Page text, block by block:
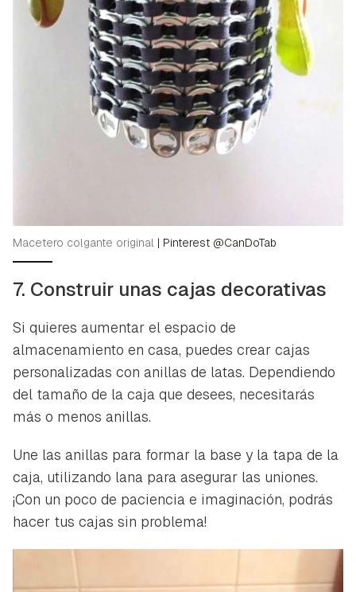
Macetero colgante original | Pinterest @CanDoTab
7. Construir unas cajas decorativas
Si quieres aumentar el espacio de
almacenamiento en casa, puedes crear cajas
personalizadas con anillas de latas. Dependiendo
del tamaño de la caja que desees, necesitarás
más o menos anillas.
Une las anillas para formar la base y la tapa de la
caja, utilizando lana para asegurar las uniones.
¡Con un poco de paciencia e imaginación, podrás
hacer tus cajas sin problema!